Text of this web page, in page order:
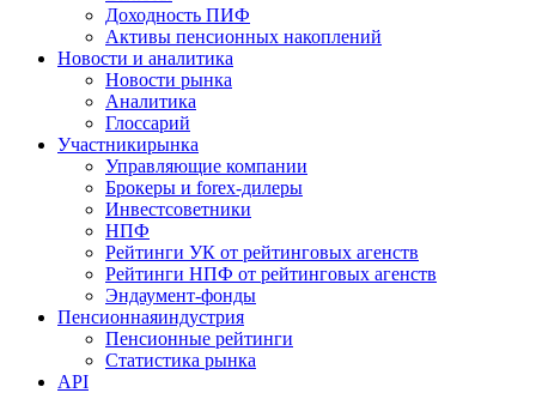
Доходность ПИФ
Активы пенсионных накоплений
Новости и аналитика
Новости рынка
Аналитика
Глоссарий
Участникирынка
Управляющие компании
Брокеры и forex-дилеры
Инвестсоветники
НПФ
Рейтинги УК от рейтинговых агенств
Рейтинги НПФ от рейтинговых агенств
Эндаумент-фонды
Пенсионнаяиндустрия
Пенсионные рейтинги
Статистика рынка
API